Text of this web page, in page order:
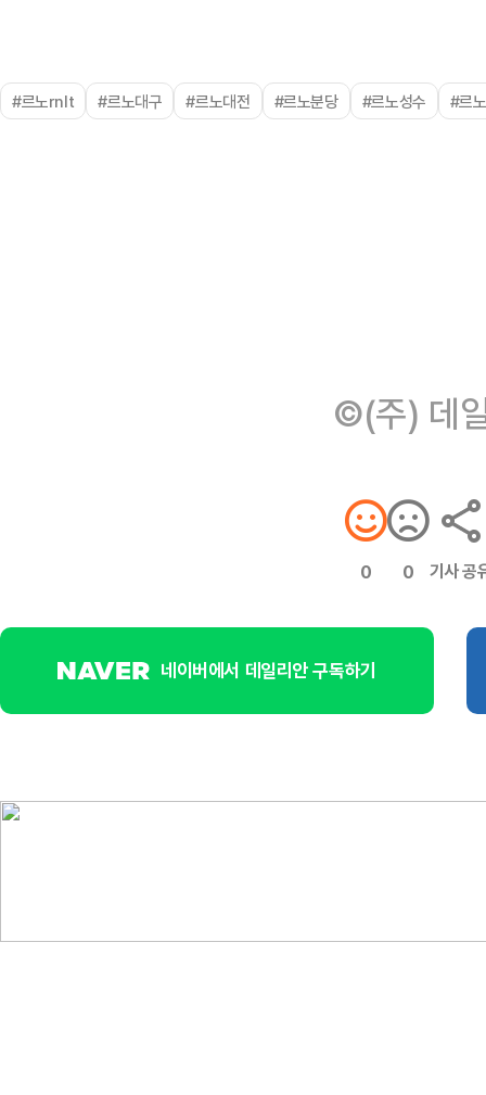
#르노rnlt #르노대구 #르노대전 #르노분당 #르노성수 #르
©(주) 데
0 0 기사 공
네이버에서 데일리안 구독하기